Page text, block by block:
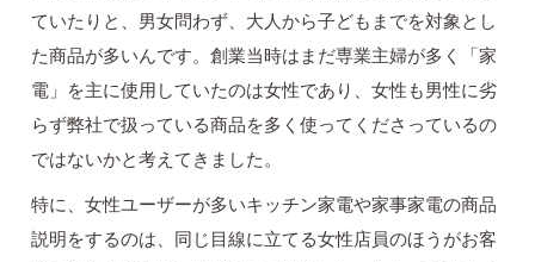
ていたりと、男女問わず、大人から子どもまでを対象とし
た商品が多いんです。創業当時はまだ専業主婦が多く「家
電」を主に使用していたのは女性であり、女性も男性に劣
らず弊社で扱っている商品を多く使ってくださっているの
ではないかと考えてきました。
特に、女性ユーザーが多いキッチン家電や家事家電の商品
説明をするのは、同じ目線に立てる女性店員のほうがお客